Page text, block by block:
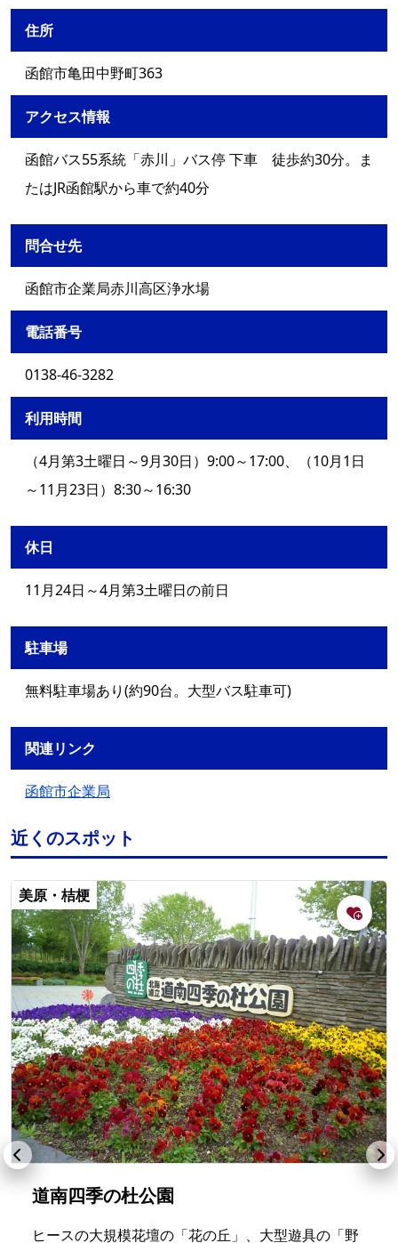
住所
函館市亀田中野町363
アクセス情報
函館バス55系統「赤川」バス停 下車 徒歩約30分。ま
たはJR函館駅から車で約40分
問合せ先
函館市企業局赤川高区浄水場
電話番号
0138-46-3282
利用時間
（4月第3土曜日～9月30日）9:00～17:00、（10月1日
～11月23日）8:30～16:30
休日
11月24日～4月第3土曜日の前日
駐車場
無料駐車場あり(約90台。大型バス駐車可)
関連リンク
函館市企業局
近くのスポット
美原・桔梗
道南四季の杜公園
ヒースの大規模花壇の「花の丘」、大型遊具の「野